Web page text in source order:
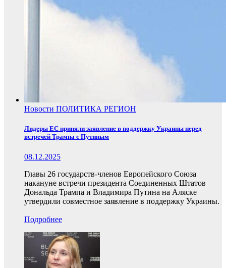
Новости ПОЛИТИКА РЕГИОН
Лидеры ЕС приняли заявление в поддержку Украины перед
встречей Трампа с Путиным
08.12.2025
Главы 26 государств-членов Европейского Союза
накануне встречи президента Соединенных Штатов
Дональда Трампа и Владимира Путина на Аляске
утвердили совместное заявление в поддержку Украины.
Подробнее